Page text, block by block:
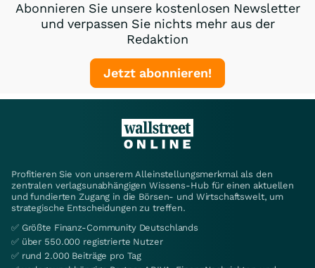
Abonnieren Sie unsere kostenlosen Newsletter
und verpassen Sie nichts mehr aus der
Redaktion
Jetzt abonnieren!
Profitieren Sie von unserem Alleinstellungsmerkmal als den
zentralen verlagsunabhängigen Wissens-Hub für einen aktuellen
und fundierten Zugang in die Börsen- und Wirtschaftswelt, um
strategische Entscheidungen zu treffen.
✅ Größte Finanz-Community Deutschlands
✅ über 550.000 registrierte Nutzer
✅ rund 2.000 Beiträge pro Tag